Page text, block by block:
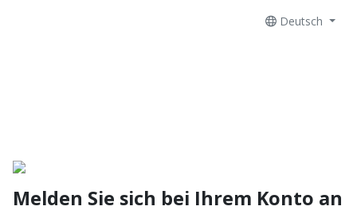
Deutsch
Melden Sie sich bei Ihrem Konto an